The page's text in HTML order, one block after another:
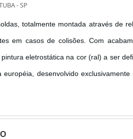
- SP
totalmente montada através de
em casos de colisões. Com
eletrostática na cor (ral) a ser
desenvolvido exclusivamente
qualidade e durabilidade. Porta ....